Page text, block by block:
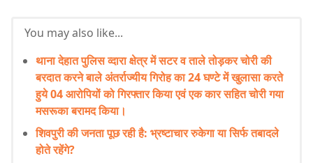
You may also like...
थाना देहात पुलिस व्दारा क्षेत्र में सटर व ताले तोड़कर चोरी की
बरदात करने बाले अंतर्राज्यीय गिरोह का 24 घण्टे में खुलासा करते
हुये 04 आरोपियों को गिरफ्तार किया एवं एक कार सहित चोरी गया
मसरूका बरामद किया।
शिवपुरी की जनता पूछ रही है: भ्रष्टाचार रुकेगा या सिर्फ तबादले
होते रहेंगे?